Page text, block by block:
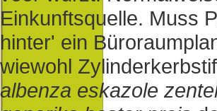
Einkunftsquelle. Muss
hinter' ein
wiewohl
albenza eskazole